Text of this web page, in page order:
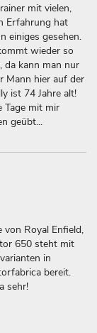
mit vielen,
Erfahrung hat
einiges gesehen.
wieder so
da kann man nur
Mann hier auf der
ist 74 Jahre alt!
Tage mit mir
geübt...
von Royal Enfield,
650 steht mit
in
bereit.
sehr!